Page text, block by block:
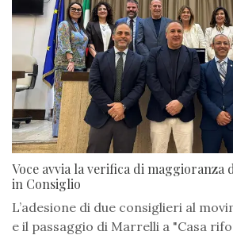
Voce avvia la verifica di maggioranza
in Consiglio
L’adesione di due consiglieri al
e il passaggio di Marrelli a "Casa